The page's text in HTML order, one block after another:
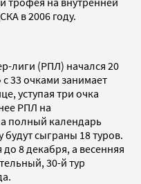
в 2006 году.
лиги (РПЛ) начался 20
33 очками занимает
уступая три очка
РПЛ на
полный календарь
будут сыграны 18 туров.
8 декабря, а весенняя
30-й тур